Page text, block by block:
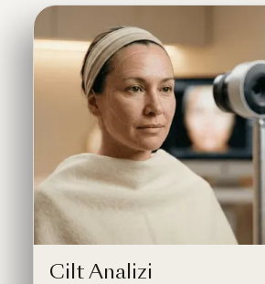
Cilt Analizi